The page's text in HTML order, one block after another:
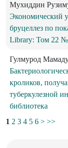
Мухиддин
Экономический
бруцеллез по
Library: Том 22
Гулмурод
кроликов,
туберкулезной
библиотека
1 2 3 4 5 6 > >>